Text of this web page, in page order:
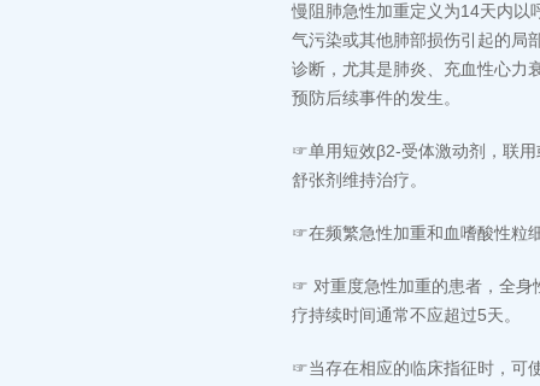
慢阻肺急性加重定义为14天内以
气污染或其他肺部损伤引起的局
诊断，尤其是肺炎、充血性心力
预防后续事件的发生。
☞单用短效β2-受体激动剂，联用
舒张剂维持治疗。
☞在频繁急性加重和血嗜酸性粒
☞ 对重度急性加重的患者，全身
疗持续时间通常不应超过5天。
☞当存在相应的临床指征时，可